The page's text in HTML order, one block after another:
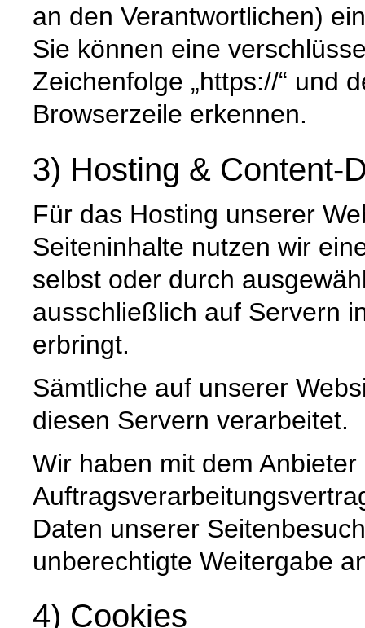
an den Verantwortlichen)
Sie können eine
Zeichenfolge „https://“ und
Browserzeile erkennen.
3) Hosting & Content-
Für das Hosting unserer
Seiteninhalte nutzen wir
selbst oder durch
ausschließlich auf Servern
erbringt.
Sämtliche auf unserer
diesen Servern verarbeitet.
Wir haben mit dem Anbieter
Daten unserer
unberechtigte Weitergabe
4) Cookies